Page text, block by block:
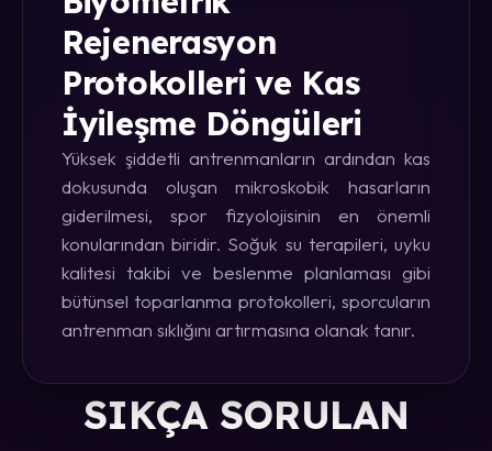
Rejenerasyon
Protokolleri ve Kas
İyileşme Döngüleri
Yüksek şiddetli antrenmanların ardından kas
dokusunda oluşan mikroskobik hasarların
giderilmesi, spor fizyolojisinin en önemli
konularından biridir. Soğuk su terapileri, uyku
kalitesi takibi ve beslenme planlaması gibi
bütünsel toparlanma protokolleri, sporcuların
antrenman sıklığını artırmasına olanak tanır.
SIKÇA SORULAN